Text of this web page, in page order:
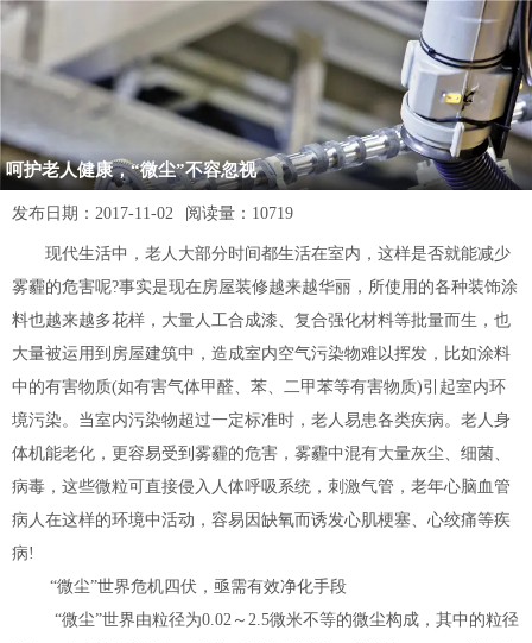
呵护老人健康，“微尘”不容忽视
发布日期： 2017-11-02 阅读量： 10719
现代生活中，老人大部分时间都生活在室内，这样是否就能减少
雾霾的危害呢?事实是现在房屋装修越来越华丽，所使用的各种装饰涂
料也越来越多花样，大量人工合成漆、复合强化材料等批量而生，也
大量被运用到房屋建筑中，造成室内空气污染物难以挥发，比如涂料
中的有害物质(如有害气体甲醛、苯、二甲苯等有害物质)引起室内环
境污染。当室内污染物超过一定标准时，老人易患各类疾病。老人身
体机能老化，更容易受到雾霾的危害，雾霾中混有大量灰尘、细菌、
病毒，这些微粒可直接侵入人体呼吸系统，刺激气管，老年心脑血管
病人在这样的环境中活动，容易因缺氧而诱发心肌梗塞、心绞痛等疾
病!
“微尘”世界危机四伏，亟需有效净化手段
“微尘”世界由粒径为0.02～2.5微米不等的微尘构成，其中的粒径